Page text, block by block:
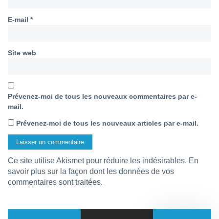
E-mail *
Site web
Prévenez-moi de tous les nouveaux commentaires par e-
mail.
Prévenez-moi de tous les nouveaux articles par e-mail.
Ce site utilise Akismet pour réduire les indésirables. En
savoir plus sur la façon dont les données de vos
commentaires sont traitées.